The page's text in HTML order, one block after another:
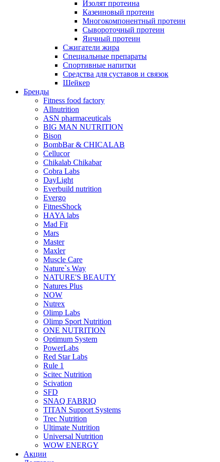
Изолят протеина
Казеиновый протеин
Многокомпонентный протеин
Сывороточный протеин
Яичный протеин
Сжигатели жира
Специальные препараты
Спортивные напитки
Средства для суставов и связок
Шейкер
Бренды
Fitness food factory
Allnutrition
ASN pharmaceuticals
BIG MAN NUTRITION
Bison
BombBar & CHICALAB
Cellucor
Chikalab Chikabar
Cobra Labs
DayLight
Everbuild nutrition
Evergo
FitnesShock
HAYA labs
Mad Fit
Mars
Master
Maxler
Muscle Care
Nature`s Way
NATURE'S BEAUTY
Natures Plus
NOW
Nutrex
Olimp Labs
Olimp Sport Nutrition
ONE NUTRITION
Optimum System
PowerLabs
Red Star Labs
Rule 1
Scitec Nutrition
Scivation
SFD
SNAQ FABRIQ
TITAN Support Systems
Trec Nutrition
Ultimate Nutrition
Universal Nutrition
WOW ENERGY
Акции